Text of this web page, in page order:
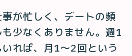
が忙しく、デートの頻
少なくありません。週1
れば、月1〜2回という